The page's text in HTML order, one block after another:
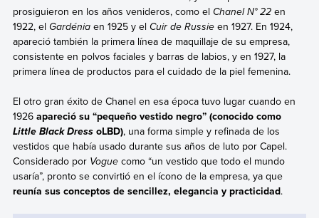
prosiguieron en los años venideros, como el Chanel N° 22en
1922, el Gardéniaen 1925 y el Cuir de Russieen 1927. En 1924,
apareció también la primera línea de maquillaje de su empresa,
consistente en polvos faciales y barras de labios, y en 1927, la
primera línea de productos para el cuidado de la piel femenina.
El otro gran éxito de Chanel en esa época tuvo lugar cuando en
1926 apareció su “pequeño vestido negro” (conocido como
Little Black Dress oLBD), una forma simple y refinada de los
vestidos que había usado durante sus años de luto por Capel.
Considerado por Vogue como “un vestido que todo el mundo
usaría”, pronto se convirtió en el ícono de la empresa, ya que
reunía sus conceptos de sencillez, elegancia y practicidad.